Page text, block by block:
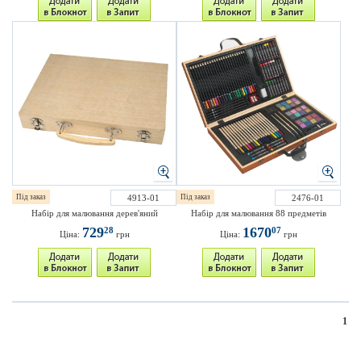
Під заказ
4913-01
Набір для малювання дерев'яний
Ціна: 72928грн
Під заказ
2476-01
Набір для малювання 88 предметів
Ціна: 167007 грн
1